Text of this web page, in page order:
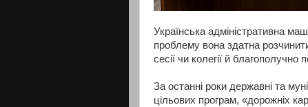
Українська адміністративна
проблему вона здатна
сесії чи колегії й
За останні роки державні та
цільових програм, «дорожніх